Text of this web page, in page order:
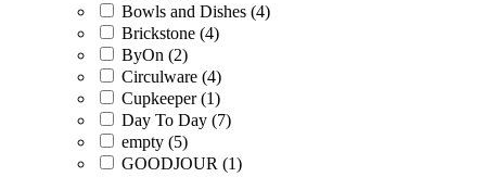
Bowls and Dishes (4)
Brickstone (4)
ByOn (2)
Circulware (4)
Cupkeeper (1)
Day To Day (7)
empty (5)
GOODJOUR (1)